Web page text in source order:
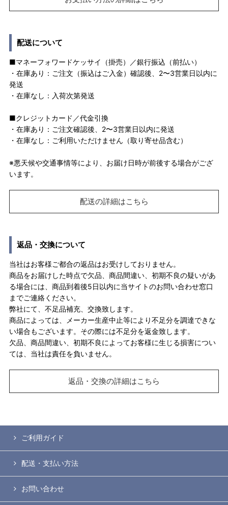
配送について
■マネーフォワードケッサイ（掛売）／銀行振込（前払い）
・在庫あり：ご注文（振込はご入金）確認後、2〜3営業日以内に
発送
・在庫なし：入荷次第発送
■クレジットカード／代金引換
・在庫あり：ご注文確認後、2〜3営業日以内に発送
・在庫なし：ご利用いただけません（取り寄せ品含む）
※悪天候や交通事情等により、お届け日時が前後する場合がござ
います。
配送の詳細はこちら
返品・交換について
当社はお客様ご都合の返品はお受けしておりません。
商品をお届けした時点で欠品、商品間違い、初期不良の疑いがあ
る場合には、商品到着後5日以内に当サイトのお問い合わせ窓口
までご連絡ください。
弊社にて、不足品補充、交換致します。
商品によっては、メーカー生産中止等により不足分を調達できな
い場合もございます。その際には不足分を返金致します。
欠品、商品間違い、初期不良によってお客様に生じる損害につい
ては、当社は責任を負いません。
返品・交換の詳細はこちら
ご利用ガイド
配送・支払い方法
お問い合わせ